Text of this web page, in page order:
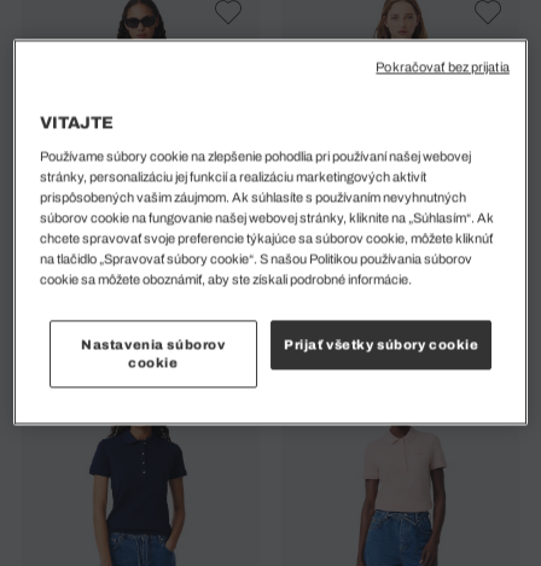
Dámska Elastická Bavlnená
Piqué Polokošeľa Slim Fit
Lacoste
110 EUR
Dámska Elastická Bavlnená
Piqué Polokošeľa Slim Fit
Lacoste
110 EUR
VITAJTE
Používame súbory cookie na zlepšenie pohodlia pri používaní našej webovej
stránky, personalizáciu jej funkcií a realizáciu marketingových aktivít
prispôsobených vašim záujmom. Ak súhlasíte s používaním nevyhnutných
súborov cookie na fungovanie našej webovej stránky, kliknite na „Súhlasím“. Ak
chcete spravovať svoje preferencie týkajúce sa súborov cookie, môžete kliknúť
na tlačidlo „Spravovať súbory cookie“. S našou Politikou používania súborov
cookie sa môžete oboznámiť, aby ste získali podrobné informácie.
Nastavenia súborov
cookie
Prijať všetky súbory cookie
Pokračovať bez prijatia